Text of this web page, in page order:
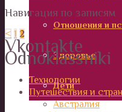
Отношения и
Здоровье
Дети
Навигация по записям
< 1 2
Vkontakte
Odnoklassniki
Технологии
Путешествия и
Австралия